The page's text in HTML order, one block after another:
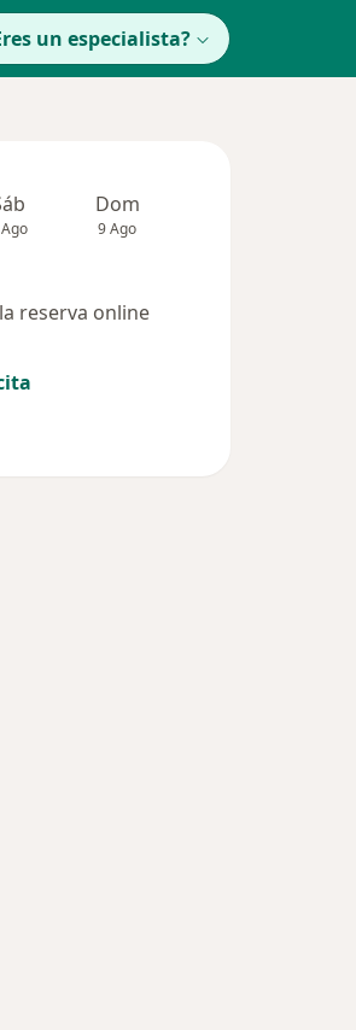
un especialista?
Dom
9 Ago
reserva online